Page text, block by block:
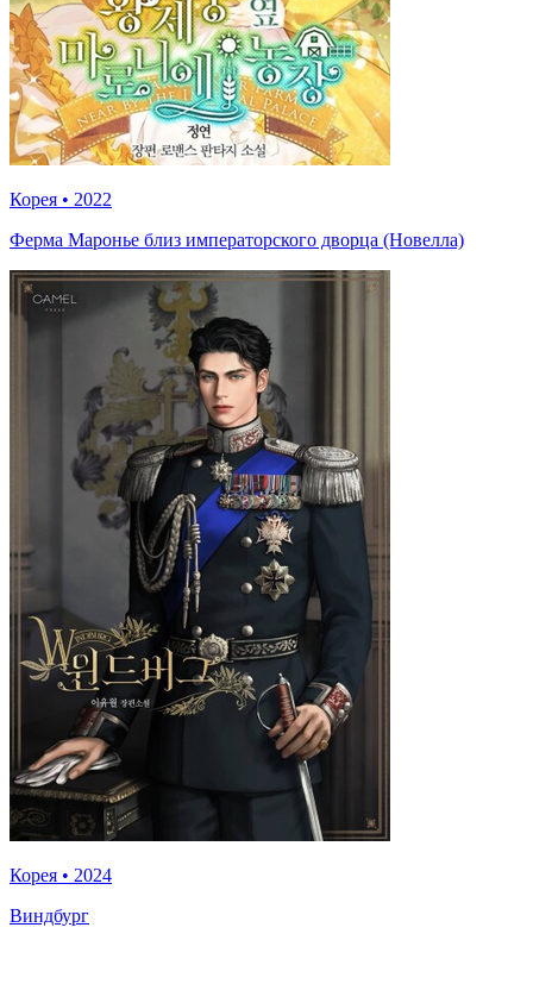
Корея • 2022
Ферма Маронье близ императорского дворца (Новелла)
Корея • 2024
Виндбург